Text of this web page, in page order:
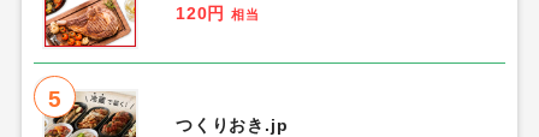
120円
相当
5
つくりおき.jp